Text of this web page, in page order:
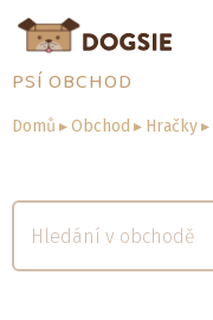
PSÍ OBCHOD
Domů ▸Obchod ▸ Hračky▸